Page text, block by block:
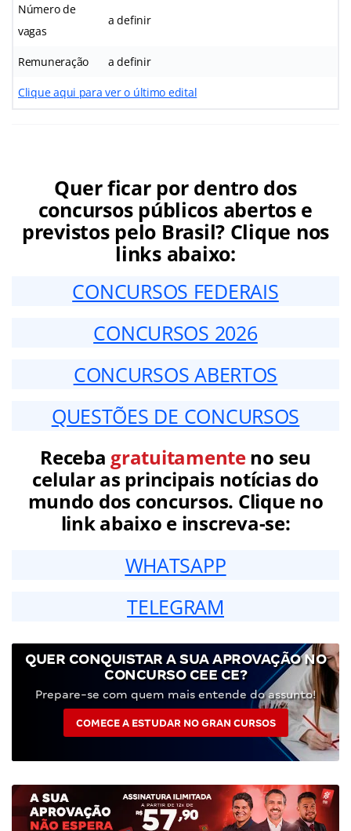
Número de
vagas
a definir
Remuneração a definir
Clique aqui para ver o último edital
Quer ficar por dentro dos
concursos públicos abertos e
previstos pelo Brasil? Clique nos
links abaixo:
CONCURSOS FEDERAIS
CONCURSOS 2026
CONCURSOS ABERTOS
QUESTÕES DE CONCURSOS
Receba gratuitamenteno seu
celular as principais notícias do
mundo dos concursos. Clique no
link abaixo e inscreva-se:
WHATSAPP
TELEGRAM
QUER CONQUISTAR A SUA APROVAÇÃO NO
CONCURSO CEE CE?
Prepare-se com quem mais entende do assunto!
COMECE A ESTUDAR NO GRAN CURSOS